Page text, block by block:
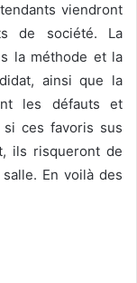
viendront
de société. La
la méthode et la
ainsi que la
les défauts et
si ces favoris sus
ils risqueront de
En voilà des